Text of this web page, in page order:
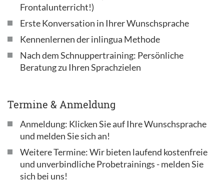
Frontalunterricht!)
Erste Konversation in Ihrer Wunschsprache
Kennenlernen der inlingua Methode
Nach dem Schnuppertraining: Persönliche
Beratung zu Ihren Sprachzielen
Termine & Anmeldung
Anmeldung: Klicken Sie auf Ihre Wunschsprache
und melden Sie sich an!
Weitere Termine: Wir bieten laufend kostenfreie
und unverbindliche Probetrainings - melden Sie
sich bei uns!